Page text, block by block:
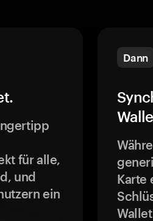
für alle,
und
ein
Dann
Karte